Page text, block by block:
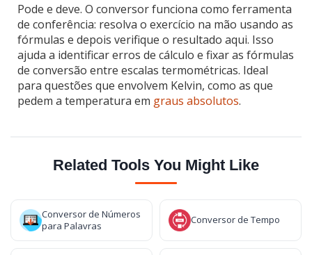
Pode e deve. O conversor funciona como ferramenta
de conferência: resolva o exercício na mão usando as
fórmulas e depois verifique o resultado aqui. Isso
ajuda a identificar erros de cálculo e fixar as fórmulas
de conversão entre escalas termométricas. Ideal
para questões que envolvem Kelvin, como as que
pedem a temperatura em graus absolutos.
Related Tools You Might Like
Conversor de Números
para Palavras
Conversor de Tempo